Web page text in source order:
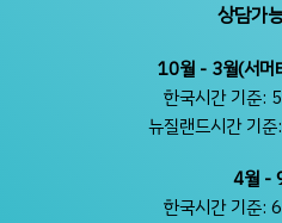
상담가
10월 - 3월(서머
한국시간 기준
뉴질랜드시간 기
4월 -
한국시간 기준